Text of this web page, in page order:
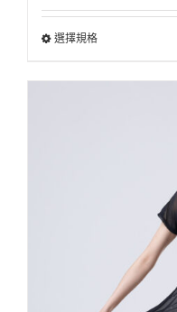
選擇規格